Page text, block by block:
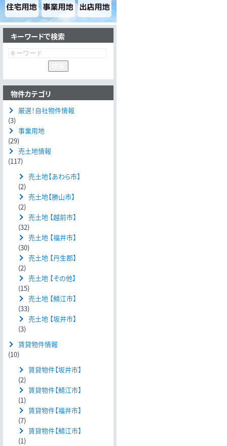
プライバシーポリシー
キーワードで検索
物件カテゴリ
厳選！自社物件情報
(3)
事業用地
(29)
売土地情報
(117)
売土地【あわら市】
(2)
売土地【勝山市】
(2)
売土地 【越前市】
(32)
売土地 【福井市】
(30)
売土地 【丹生郡】
(2)
売土地 【その他】
(15)
売土地 【鯖江市】
(33)
売土地 【坂井市】
(3)
賃貸物件情報
(10)
賃貸物件【坂井市】
(2)
賃貸物件【鯖江市】
(1)
賃貸物件【福井市】
(7)
賃貸物件【鯖江市】
(1)